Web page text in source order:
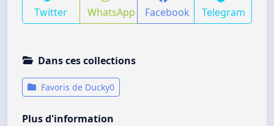
Twitter WhatsApp Facebook Telegram
Dans ces collections
Favoris de Ducky0
Plus d'information